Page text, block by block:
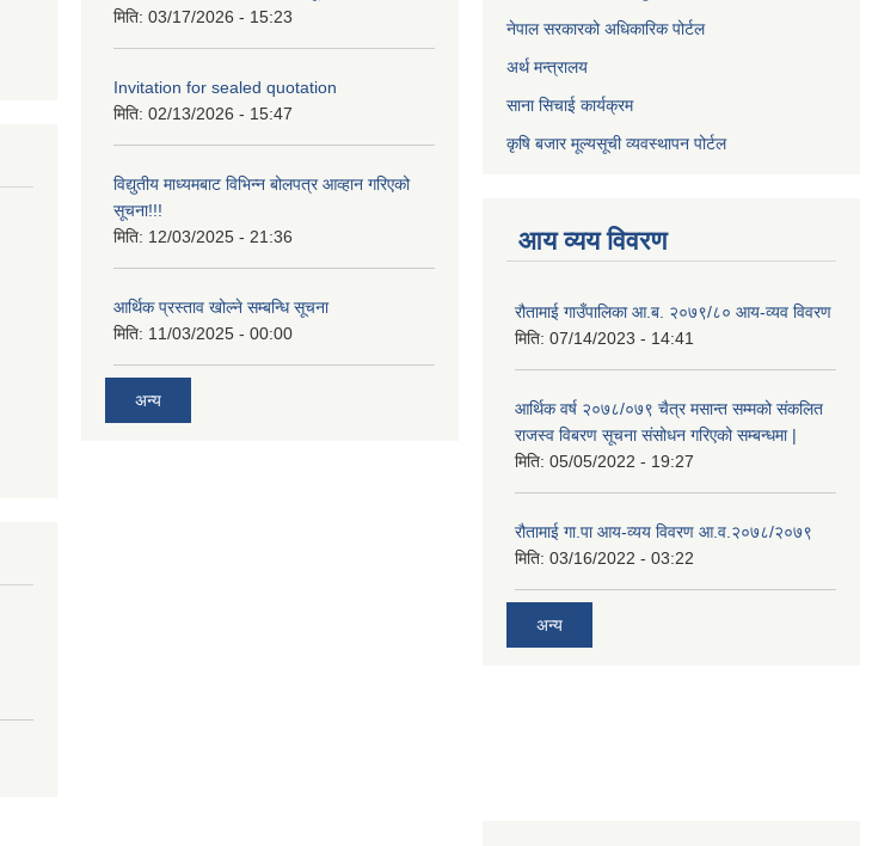
मिति: 03/17/2026 - 15:23
Invitation for sealed quotation
मिति: 02/13/2026 - 15:47
विद्युतीय माध्यमबाट विभिन्न बोलपत्र आव्हान गरिएको
सूचना!!!
मिति: 12/03/2025 - 21:36
आर्थिक प्रस्ताव खोल्ने सम्बन्धि सूचना
मिति: 11/03/2025 - 00:00
अन्य
नेपाल सरकारको अधिकारिक पोर्टल
अर्थ मन्त्रालय
साना सिचाई कार्यक्रम
कृषि बजार मूल्यसूची व्यवस्थापन पोर्टल
आय व्यय विवरण
रौतामाई गाउँपालिका आ.ब. २०७९/८० आय-व्यव विवरण
मिति: 07/14/2023 - 14:41
आर्थिक वर्ष २०७८/०७९ चैत्र मसान्त सम्मको संकलित
राजस्व विबरण सूचना संसोधन गरिएको सम्बन्धमा |
मिति: 05/05/2022 - 19:27
रौतामाई गा.पा आय-व्यय विवरण आ.व.२०७८/२०७९
मिति: 03/16/2022 - 03:22
अन्य